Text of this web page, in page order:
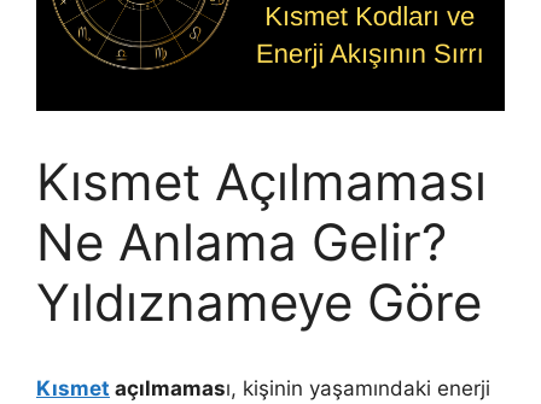
Kısmet Açılmaması
Ne Anlama Gelir?
Yıldıznameye Göre
Kısmet açılmaması, kişinin yaşamındaki enerji